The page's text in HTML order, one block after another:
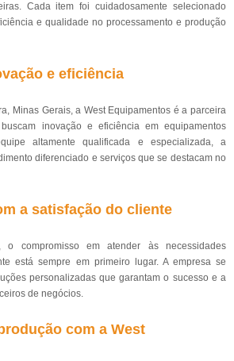
Cada item foi cuidadosamente selecionado
e qualidade no processamento e produção
e eficiência
Minas Gerais, a West Equipamentos é a parceira
inovação e eficiência em equipamentos
altamente qualificada e especializada, a
diferenciado e serviços que se destacam no
a satisfação do cliente
o compromisso em atender às necessidades
está sempre em primeiro lugar. A empresa se
personalizadas que garantam o sucesso e a
de negócios.
com a West